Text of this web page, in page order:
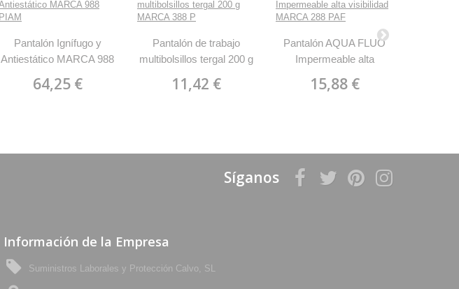
Pantalón Ignífugo y
Antiestático MARCA 988
64,25 €
Pantalón de trabajo
multibolsillos tergal 200 g
11,42 €
Pantalón AQUA FLUO
Impermeable alta
PAF
15,88 €
Síganos
Información de la Empresa
Suministros Laborales y Protección Calvo, SL